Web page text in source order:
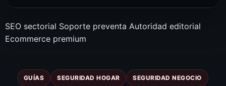
SEO sectorial Soporte preventa Autoridad editorial
Ecommerce premium
GUÍAS SEGURIDAD HOGAR SEGURIDAD NEGOCIO